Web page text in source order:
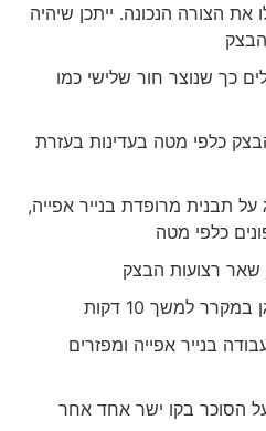
הצורה הנכונה. ייתכן שיהיה
כך שנוצר חור שלישי כמו
כלפי מטה בעדינות בעזרת
תבנית מרופדת בנייר אפייה,
כלפי מטה
רצועות הבצק
למשך 10 דקות
אפייה ומפזרים
על הסוכר בקו ישר אחד אחר